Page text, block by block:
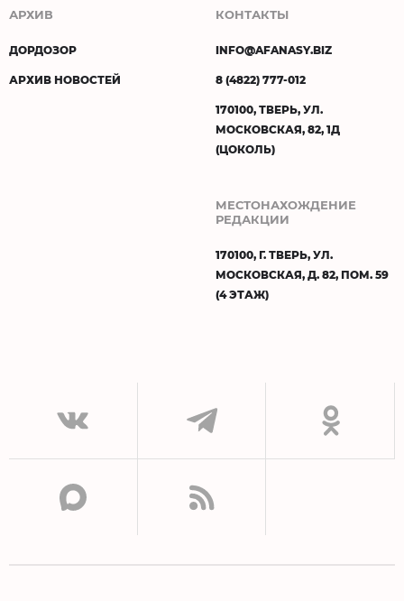
АРХИВ
ДОРДОЗОР
АРХИВ НОВОСТЕЙ
КОНТАКТЫ
INFO@AFANASY.BIZ
8 (4822) 777-012
170100, ТВЕРЬ, УЛ.
МОСКОВСКАЯ, 82, 1Д
(ЦОКОЛЬ)
МЕСТОНАХОЖДЕНИЕ
РЕДАКЦИИ
170100, Г. ТВЕРЬ, УЛ.
МОСКОВСКАЯ, Д. 82, ПОМ. 59
(4 ЭТАЖ)